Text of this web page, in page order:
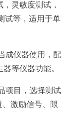
灵敏度测试，
试等，适用于单
成仪器使用，配
等仪器功能。
项目，选择测试
激励信号、限